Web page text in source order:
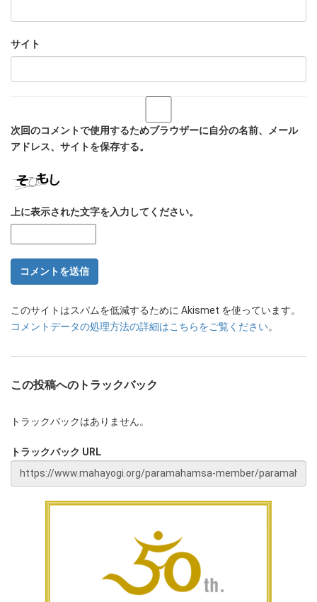
サイト
次回のコメントで使用するためブラウザーに自分の名前、メール
アドレス、サイトを保存する。
上に表示された文字を入力してください。
このサイトはスパムを低減するために Akismet を使っています。
コメントデータの処理方法の詳細はこちらをご覧ください。
この投稿へのトラックバック
トラックバックはありません。
トラックバック URL